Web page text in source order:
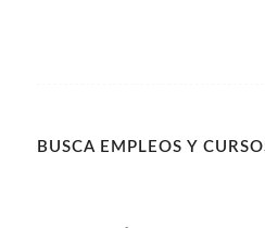
BUSCA EMPLEOS Y